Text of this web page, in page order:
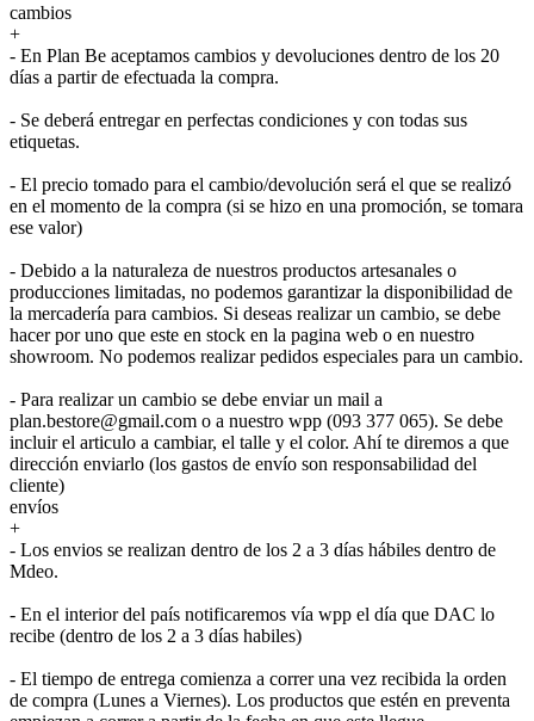
cambios
+
- En Plan Be aceptamos cambios y devoluciones dentro de los 20
días a partir de efectuada la compra.
- Se deberá entregar en perfectas condiciones y con todas sus
etiquetas.
- El precio tomado para el cambio/devolución será el que se realizó
en el momento de la compra (si se hizo en una promoción, se tomara
ese valor)
- Debido a la naturaleza de nuestros productos artesanales o
producciones limitadas, no podemos garantizar la disponibilidad de
la mercadería para cambios. Si deseas realizar un cambio, se debe
hacer por uno que este en stock en la pagina web o en nuestro
showroom. No podemos realizar pedidos especiales para un cambio.
- Para realizar un cambio se debe enviar un mail a
plan.bestore@gmail.com o a nuestro wpp (093 377 065). Se debe
incluir el articulo a cambiar, el talle y el color. Ahí te diremos a que
dirección enviarlo (los gastos de envío son responsabilidad del
cliente)
envíos
+
- Los envios se realizan dentro de los 2 a 3 días hábiles dentro de
Mdeo.
- En el interior del país notificaremos vía wpp el día que DAC lo
recibe (dentro de los 2 a 3 días habiles)
- El tiempo de entrega comienza a correr una vez recibida la orden
de compra (Lunes a Viernes). Los productos que estén en preventa